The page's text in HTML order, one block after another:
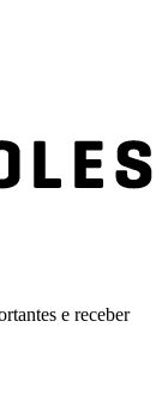
e receber